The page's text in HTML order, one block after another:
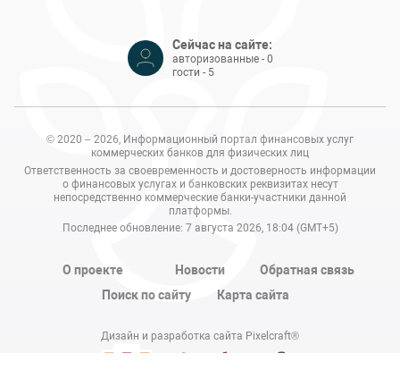
Сейчас на сайте:
авторизованные - 0
гости - 5
© 2020 – 2026, Информационный портал финансовых услуг
коммерческих банков для физических лиц
Ответственность за своевременность и достоверность информации
о финансовых услугах и банковских реквизитах несут
непосредственно коммерческие банки-участники данной
платформы.
Последнее обновление: 7 августа 2026, 18:04 (GMT+5)
О проекте Новости
Обратная связь
Поиск по сайту
Карта сайта
Дизайн и разработка сайта Pixelcraft®